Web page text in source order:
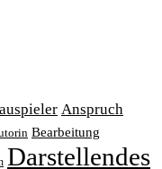
Anspruch
Bearbeitung
Darstellendes